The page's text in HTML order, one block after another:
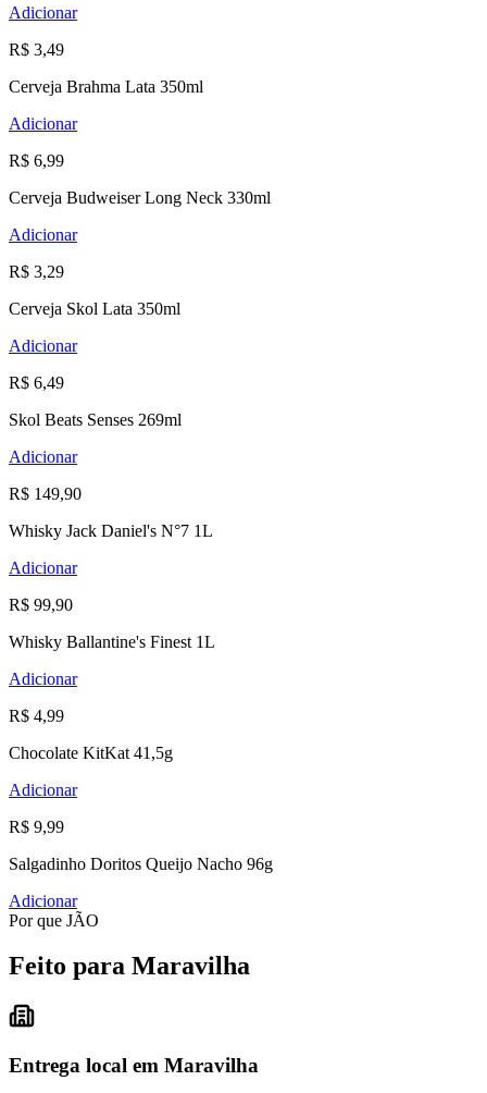
Adicionar
R$ 3,49
Cerveja Brahma Lata 350ml
Adicionar
R$ 6,99
Cerveja Budweiser Long Neck 330ml
Adicionar
R$ 3,29
Cerveja Skol Lata 350ml
Adicionar
R$ 6,49
Skol Beats Senses 269ml
Adicionar
R$ 149,90
Whisky Jack Daniel's N°7 1L
Adicionar
R$ 99,90
Whisky Ballantine's Finest 1L
Adicionar
R$ 4,99
Chocolate KitKat 41,5g
Adicionar
R$ 9,99
Salgadinho Doritos Queijo Nacho 96g
Adicionar
Por que JÃO
Feito para Maravilha
Entrega local em Maravilha